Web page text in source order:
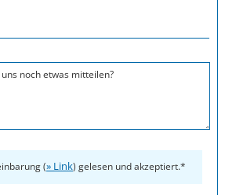
noch etwas mitteilen?
(» Link) gelesen und akzeptiert.*